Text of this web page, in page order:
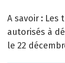
A savoir : Les
autorisés à
le 22